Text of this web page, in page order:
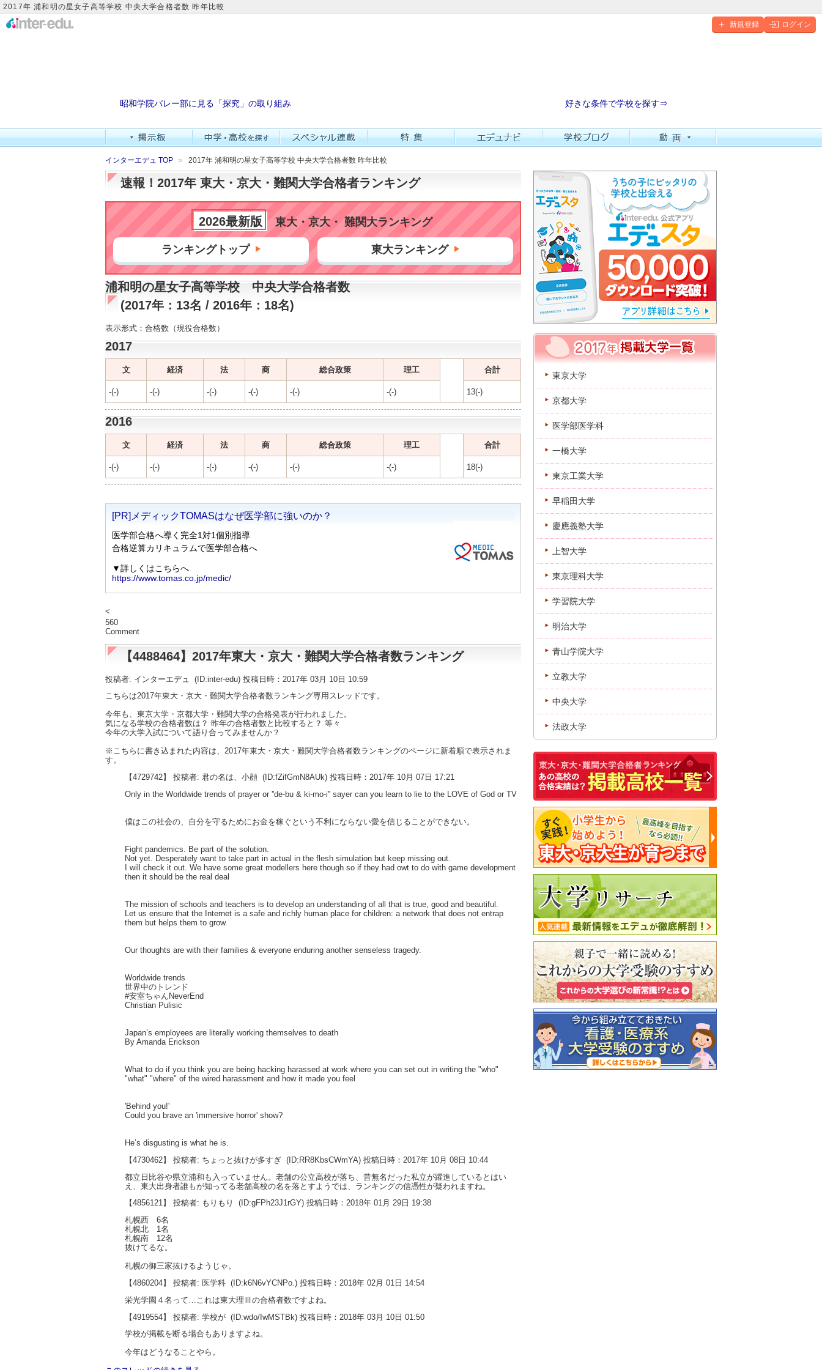
2017年 浦和明の星女子高等学校 中央大学合格者数 昨年比較
新規登録 ログイン
昭和学院バレー部に見る「探究」の取り組み 好きな条件で学校を探す⇒
インターエデュ TOP 2017年 浦和明の星女子高等学校 中央大学合格者数 昨年比較
速報！2017年 東大・京大・難関大学合格者ランキング
2026最新版 東大・京大・ 難関大ランキング
ランキングトップ 東大ランキング
浦和明の星女子高等学校 中央大学合格者数
(2017年：13名 / 2016年：18名)
表示形式：合格数（現役合格数）
2017
文 経済 法 商 総合政策 理工 合計
-(-) -(-) -(-) -(-) -(-) -(-) 13(-)
2016
文 経済 法 商 総合政策 理工 合計
-(-) -(-) -(-) -(-) -(-) -(-) 18(-)
<
560
Comment
【4488464】2017年東大・京大・難関大学合格者数ランキング
投稿者: インターエデュ
(ID:inter-edu) 投稿日時：2017年 03月 10日 10:59
こちらは2017年東大・京大・難関大学合格者数ランキング専用スレッドです。
今年も、東京大学・京都大学・難関大学の合格発表が行われました。
気になる学校の合格者数は？ 昨年の合格者数と比較すると？ 等々
今年の大学入試について語り合ってみませんか？
※こちらに書き込まれた内容は、2017年東大・京大・難関大学合格者数ランキングのページに新着順で表示されま
す。
【4729742】 投稿者: 君の名は、小顔 (ID:fZifGmN8AUk) 投稿日時：2017年 10月 07日 17:21
Only in the Worldwide trends of prayer or ''de-bu & ki-mo-i'' sayer can you learn to lie to the LOVE of God or TV
僕はこの社会の、自分を守るためにお金を稼ぐという不利にならない愛を信じることができない。
Fight pandemics. Be part of the solution.
Not yet. Desperately want to take part in actual in the flesh simulation but keep missing out.
I will check it out. We have some great modellers here though so if they had owt to do with game development
then it should be the real deal
The mission of schools and teachers is to develop an understanding of all that is true, good and beautiful.
Let us ensure that the Internet is a safe and richly human place for children: a network that does not entrap
them but helps them to grow.
Our thoughts are with their families & everyone enduring another senseless tragedy.
Worldwide trends
世界中のトレンド
#安室ちゃんNeverEnd
Christian Pulisic
Japan’s employees are literally working themselves to death
By Amanda Erickson
What to do if you think you are being hacking harassed at work where you can set out in writing the "who"
"what" "where" of the wired harassment and how it made you feel
'Behind you!'
Could you brave an 'immersive horror' show?
He’s disgusting is what he is.
【4730462】 投稿者: ちょっと抜けが多すぎ (ID:RR8KbsCWmYA) 投稿日時：2017年 10月 08日 10:44
都立日比谷や県立浦和も入っていません。老舗の公立高校が落ち、昔無名だった私立が躍進しているとはい
え、東大出身者誰もが知ってる老舗高校の名を落とすようでは、ランキングの信憑性が疑われますね。
【4856121】 投稿者: もりもり
(ID:gFPh23J1rGY) 投稿日時：2018年 01月 29日 19:38
札幌西 6名
札幌北 1名
札幌南 12名
抜けてるな。
札幌の御三家抜けるようじゃ。
【4860204】 投稿者: 医学科 (ID:k6N6vYCNPo.) 投稿日時：2018年 02月 01日 14:54
栄光学園４名って…これは東大理Ⅲの合格者数ですよね。
【4919554】 投稿者: 学校が (ID:wdo/IwMSTBk) 投稿日時：2018年 03月 10日 01:50
学校が掲載を断る場合もありますよね。
今年はどうなることやら。
東京大学
京都大学
医学部医学科
一橋大学
東京工業大学
早稲田大学
慶應義塾大学
上智大学
東京理科大学
学習院大学
明治大学
青山学院大学
立教大学
中央大学
法政大学